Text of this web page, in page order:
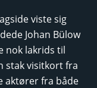
viste sig
Johan Bülow
nok lakrids til
stak visitkort fra
aktører fra både